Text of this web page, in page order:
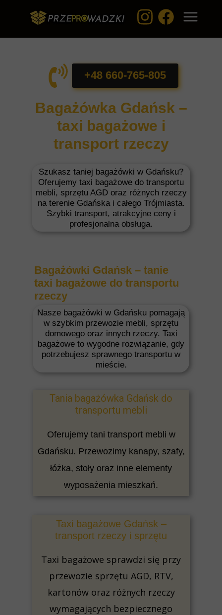
+48 660-765-805
Bagażówka Gdańsk –
taxi bagażowe i
transport rzeczy
Szukasz taniej bagażówki w Gdańsku?
Oferujemy taxi bagażowe do transportu
mebli, sprzętu AGD oraz różnych rzeczy
na terenie Gdańska i całego Trójmiasta.
Szybki transport, atrakcyjne ceny i
profesjonalna obsługa.
Taxi bagażowe Gdańsk –
transport rzeczy i sprzętu
Taxi bagażowe sprawdzi się przy
przewozie sprzętu AGD, RTV,
kartonów oraz różnych rzeczy
wymagających bezpiecznego
Tania bagażówka Gdańsk do
transportu mebli
Oferujemy tani transport mebli w
Gdańsku. Przewozimy kanapy, szafy,
łóżka, stoły oraz inne elementy
wyposażenia mieszkań.
Bagażówki Gdańsk – tanie
taxi bagażowe do transportu
rzeczy
Nasze bagażówki w Gdańsku pomagają
w szybkim przewozie mebli, sprzętu
domowego oraz innych rzeczy. Taxi
bagażowe to wygodne rozwiązanie, gdy
potrzebujesz sprawnego transportu w
mieście.